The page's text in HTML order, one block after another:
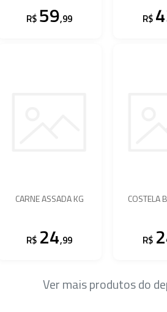
R$ 59,99 R$
CARNE ASSADA KG
R$ 24,99
COSTELA
R$
Ver mais produtos do